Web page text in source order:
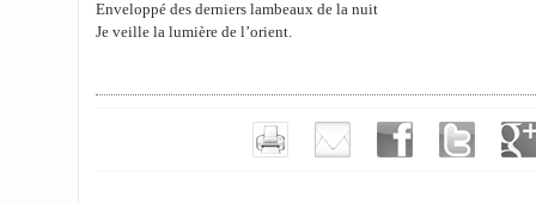
Enveloppé des derniers lambeaux de la nuit
Je veille la lumière de l’orient.